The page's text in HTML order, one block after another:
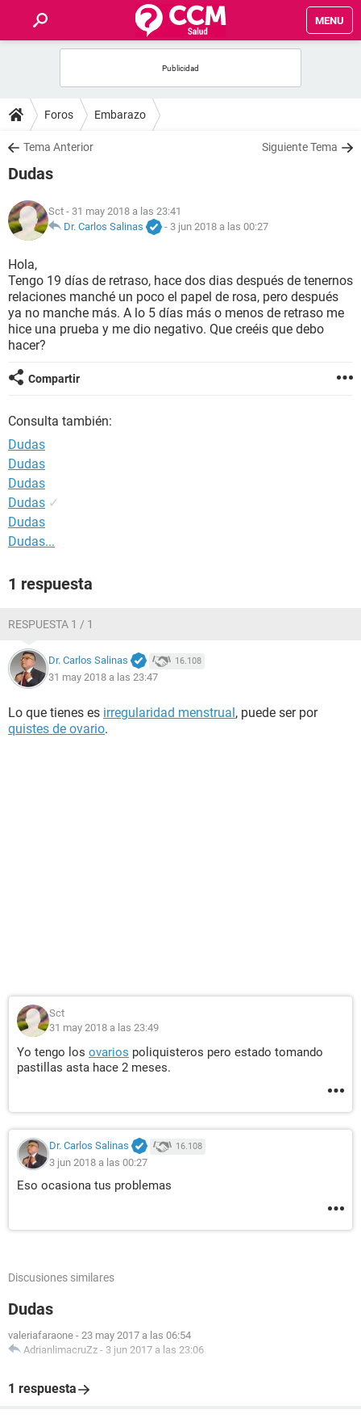
MENU
FOROS
SALUD
NUTRICIÓN
BIENESTAR
SEXUALIDAD
GLOSARIO
Foros Embarazo
Tema Anterior Siguiente Tema
Dudas
Sct - 31 may 2018 a las 23:41
Dr. Carlos Salinas
- 3 jun 2018 a las 00:27
Hola,
Tengo 19 días de retraso, hace dos dias después de tenernos
relaciones manché un poco el papel de rosa, pero después
ya no manche más. A lo 5 días más o menos de retraso me
hice una prueba y me dio negativo. Que creéis que debo
hacer?
Compartir
Consulta también:
Dudas
Dudas
Dudas
Dudas ✓
Dudas
Dudas...
1 respuesta
RESPUESTA 1 / 1
Dr. Carlos Salinas 16.108
31 may 2018 a las 23:47
Lo que tienes es irregularidad menstrual, puede ser por
quistes de ovario.
Sct
31 may 2018 a las 23:49
Yo tengo los ovarios poliquisteros pero estado tomando
pastillas asta hace 2 meses.
Dr. Carlos Salinas 16.108
3 jun 2018 a las 00:27
Eso ocasiona tus problemas
Discusiones similares
Dudas
valeriafaraone - 23 may 2017 a las 06:54
AdrianlimacruZz - 3 jun 2017 a las 23:06
1 respuesta